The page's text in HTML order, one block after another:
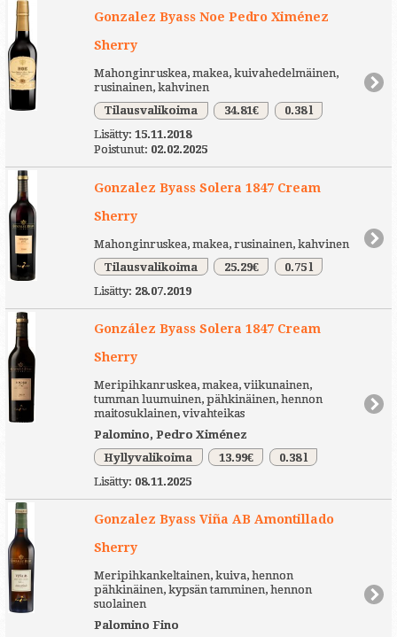
Gonzalez Byass Noe Pedro Ximénez
Sherry
Mahonginruskea, makea, kuivahedelmäinen,
rusinainen, kahvinen
Tilausvalikoima
34.81€
0.38 l
Lisätty: 15.11.2018
Poistunut: 02.02.2025
Gonzalez Byass Solera 1847 Cream
Sherry
Mahonginruskea, makea, rusinainen, kahvinen
Tilausvalikoima
25.29€
0.75 l
Lisätty: 28.07.2019
González Byass Solera 1847 Cream
Sherry
Meripihkanruskea, makea, viikunainen,
tumman luumuinen, pähkinäinen, hennon
maitosuklainen, vivahteikas
Palomino, Pedro Ximénez
Hyllyvalikoima
13.99€
0.38 l
Lisätty: 08.11.2025
Gonzalez Byass Viña AB Amontillado
Sherry
Meripihkankeltainen, kuiva, hennon
pähkinäinen, kypsän tamminen, hennon
suolainen
Palomino Fino